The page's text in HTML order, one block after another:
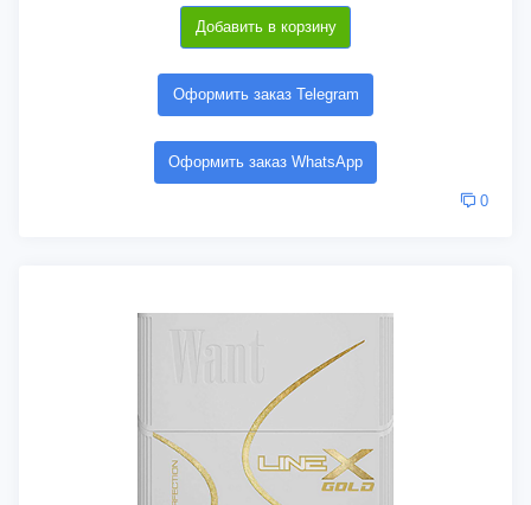
Добавить в корзину
Оформить заказ Telegram
Оформить заказ WhatsApp
0